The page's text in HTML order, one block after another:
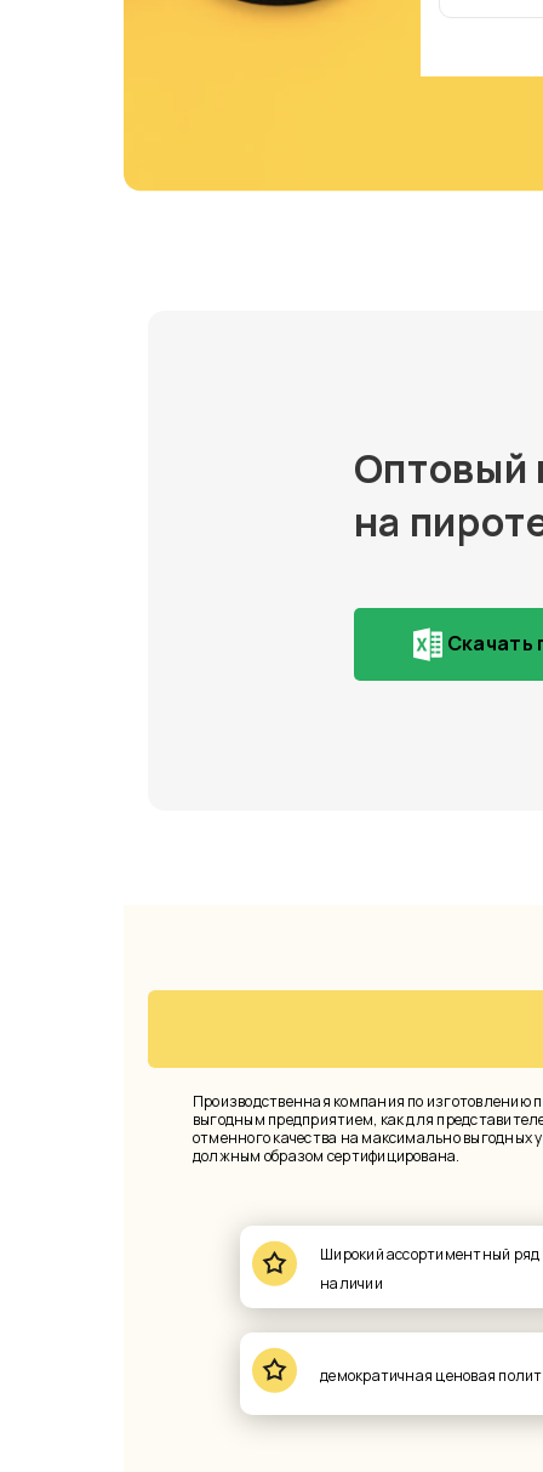
Оптовый
на
Скачать
Производственная компания по изготовлению
выгодным предприятием, как для
отменного качества на максимально выгодных
должным образом сертифицирована.
Широкий ассортиментный ряд
наличии
демократичная ценовая